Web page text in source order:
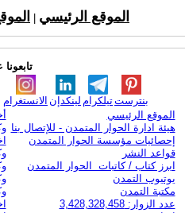
الموقع الرئيسي
الانستغرام لينكدإن تيلكرامبنترست
الموقع الرئيسي
هيئة ادارة الحوار المتمدن - للإتصال بنا
إحصائيات مؤسسة الحوار المتمدن
قواعد النشر
ابرز كتاب / كاتبات الحوار المتمدن
يوتيوب التمدن
مكتبة التمدن
عدد الزوار: 3,428,328,458